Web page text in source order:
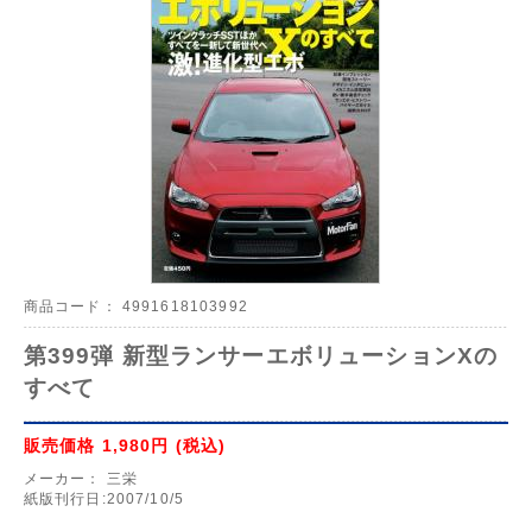
商品コード： 4991618103992
第399弾 新型ランサーエボリューションXの
すべて
販売価格 1,980円 (税込)
メーカー：
三栄
紙版刊行日:2007/10/5